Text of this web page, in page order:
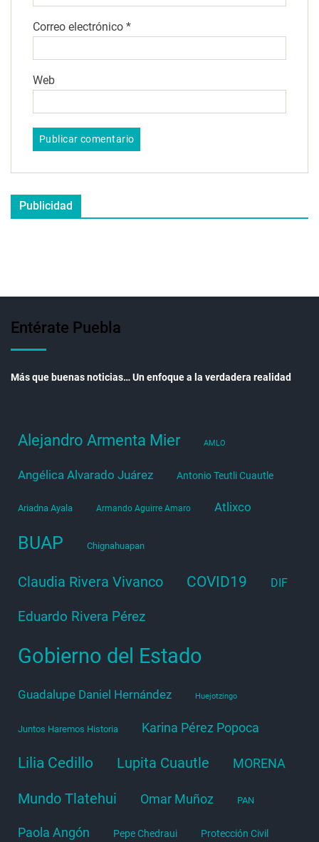
Correo electrónico *
Web
Publicidad
Entérate Puebla
Más que buenas noticias… Un enfoque a la verdadera realidad
Alejandro Armenta Mier AMLO
Angélica Alvarado Juárez Antonio Teutli Cuautle
Ariadna Ayala Armando Aguirre Amaro Atlixco
BUAP Chignahuapan
Claudia Rivera Vivanco COVID19 DIF
Eduardo Rivera Pérez
Gobierno del Estado
Guadalupe Daniel Hernández Huejotzingo
Juntos Haremos Historia Karina Pérez Popoca
Lilia Cedillo Lupita Cuautle MORENA
Mundo Tlatehui Omar Muñoz PAN
Paola Angón Pepe Chedraui Protección Civil